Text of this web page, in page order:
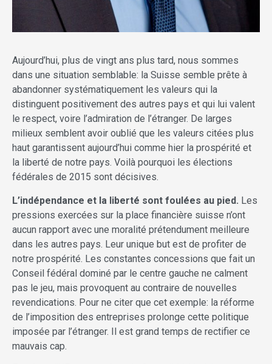
Aujourd’hui, plus de vingt ans plus tard, nous sommes
dans une situation semblable: la Suisse semble prête à
abandonner systématiquement les valeurs qui la
distinguent positivement des autres pays et qui lui valent
le respect, voire l’admiration de l’étranger. De larges
milieux semblent avoir oublié que les valeurs citées plus
haut garantissent aujourd’hui comme hier la prospérité et
la liberté de notre pays. Voilà pourquoi les élections
fédérales de 2015 sont décisives.
L’indépendance et la liberté sont foulées au pied. Les
pressions exercées sur la place financière suisse n’ont
aucun rapport avec une moralité prétendument meilleure
dans les autres pays. Leur unique but est de profiter de
notre prospérité. Les constantes concessions que fait un
Conseil fédéral dominé par le centre gauche ne calment
pas le jeu, mais provoquent au contraire de nouvelles
revendications. Pour ne citer que cet exemple: la réforme
de l’imposition des entreprises prolonge cette politique
imposée par l’étranger. Il est grand temps de rectifier ce
mauvais cap.